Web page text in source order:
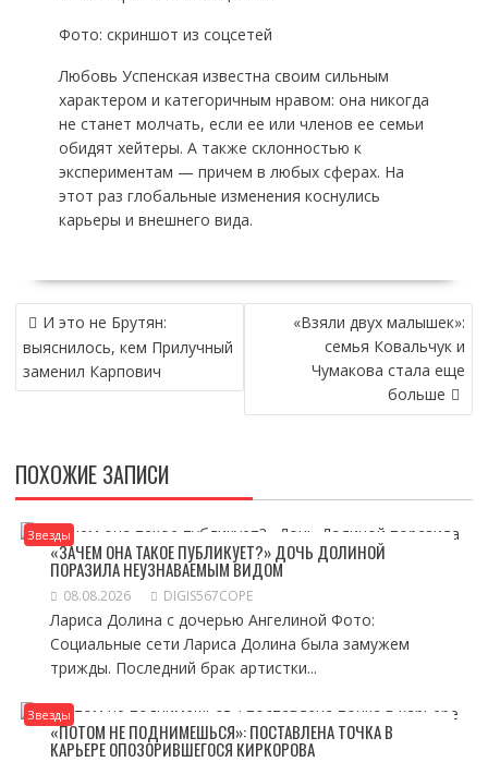
Фото: скриншот из соцсетей
Любовь Успенская известна своим сильным
характером и категоричным нравом: она никогда
не станет молчать, если ее или членов ее семьи
обидят хейтеры. А также склонностью к
экспериментам — причем в любых сферах. На
этот раз глобальные изменения коснулись
карьеры и внешнего вида.
НАВИГАЦИЯ
ПО
ЗАПИСЯМ
И это не Брутян:
выяснилось, кем Прилучный
заменил Карпович
«Взяли двух малышек»:
семья Ковальчук и
Чумакова стала еще
больше
ПОХОЖИЕ ЗАПИСИ
Звезды
«ЗАЧЕМ ОНА ТАКОЕ ПУБЛИКУЕТ?» ДОЧЬ ДОЛИНОЙ
ПОРАЗИЛА НЕУЗНАВАЕМЫМ ВИДОМ
08.08.2026 DIGIS567COPE
Лариса Долина с дочерью Ангелиной Фото:
Социальные сети Лариса Долина была замужем
трижды. Последний брак артистки...
Звезды
«ПОТОМ НЕ ПОДНИМЕШЬСЯ»: ПОСТАВЛЕНА ТОЧКА В
КАРЬЕРЕ ОПОЗОРИВШЕГОСЯ КИРКОРОВА